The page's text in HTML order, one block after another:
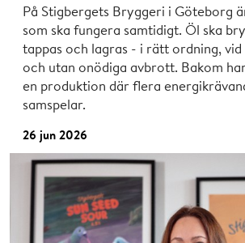
På Stigbergets Bryggeri i Göteborg
som ska fungera samtidigt. Öl ska
tappas och lagras - i rätt ordning,
och utan onödiga avbrott. Bakom
en produktion där flera
samspelar.
26 jun 2026